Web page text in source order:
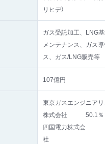
リヒデ）
ガス受託加工、LNG
メンテナンス、ガス
ス、ガス/LNG販売等
107億円
東京ガスエンジニア
株式会社 50.1％
四国電力株式会